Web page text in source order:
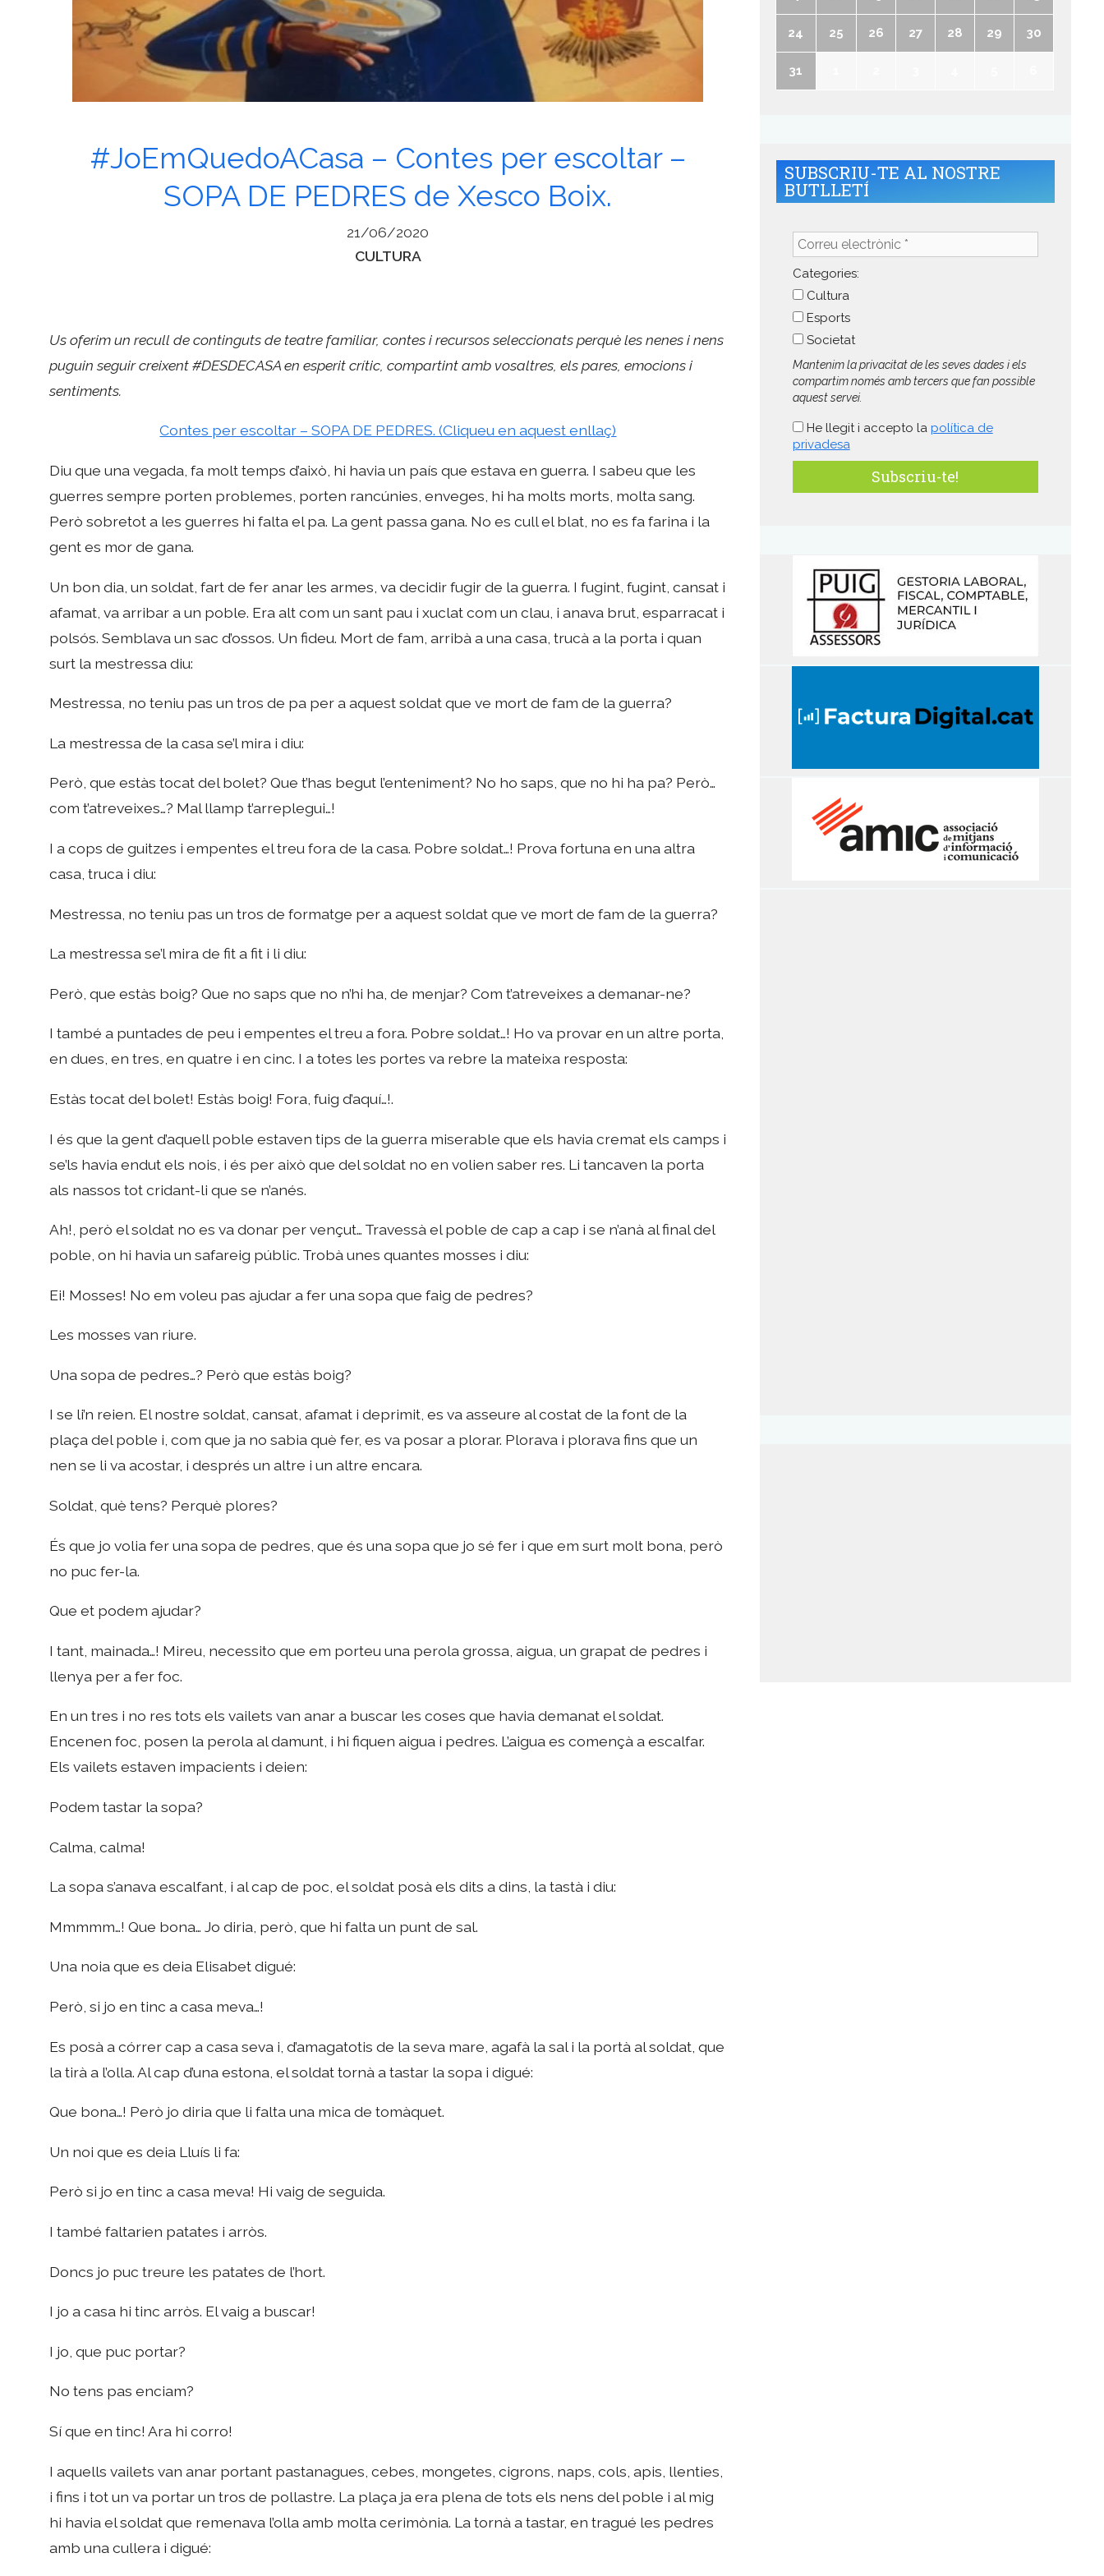
#JoEmQuedoACasa – Contes per escoltar –
SOPA DE PEDRES de Xesco Boix.
21/06/2020
Categories
CULTURA
Us oferim un recull de continguts de teatre familiar, contes i recursos seleccionats perquè les nenes i nens
puguin seguir creixent #DESDECASA en esperit crític, compartint amb vosaltres, els pares, emocions i
sentiments.
Contes per escoltar – SOPA DE PEDRES. (Cliqueu en aquest enllaç)
Diu que una vegada, fa molt temps d’això, hi havia un país que estava en guerra. I sabeu que les
guerres sempre porten problemes, porten rancúnies, enveges, hi ha molts morts, molta sang.
Però sobretot a les guerres hi falta el pa. La gent passa gana. No es cull el blat, no es fa farina i la
gent es mor de gana.
Un bon dia, un soldat, fart de fer anar les armes, va decidir fugir de la guerra. I fugint, fugint, cansat i
afamat, va arribar a un poble. Era alt com un sant pau i xuclat com un clau, i anava brut, esparracat i
polsós. Semblava un sac d’ossos. Un fideu. Mort de fam, arribà a una casa, trucà a la porta i quan
surt la mestressa diu:
Mestressa, no teniu pas un tros de pa per a aquest soldat que ve mort de fam de la guerra?
La mestressa de la casa se’l mira i diu:
Però, que estàs tocat del bolet? Que t’has begut l’enteniment? No ho saps, que no hi ha pa? Però…
com t’atreveixes…? Mal llamp t’arreplegui…!
I a cops de guitzes i empentes el treu fora de la casa. Pobre soldat…! Prova fortuna en una altra
casa, truca i diu:
Mestressa, no teniu pas un tros de formatge per a aquest soldat que ve mort de fam de la guerra?
La mestressa se’l mira de fit a fit i li diu:
Però, que estàs boig? Que no saps que no n’hi ha, de menjar? Com t’atreveixes a demanar-ne?
I també a puntades de peu i empentes el treu a fora. Pobre soldat…! Ho va provar en un altre porta,
en dues, en tres, en quatre i en cinc. I a totes les portes va rebre la mateixa resposta:
Estàs tocat del bolet! Estàs boig! Fora, fuig d’aquí…!.
I és que la gent d’aquell poble estaven tips de la guerra miserable que els havia cremat els camps i
se’ls havia endut els nois, i és per això que del soldat no en volien saber res. Li tancaven la porta
als nassos tot cridant-li que se n’anés.
Ah!, però el soldat no es va donar per vençut… Travessà el poble de cap a cap i se n’anà al final del
poble, on hi havia un safareig públic. Trobà unes quantes mosses i diu:
Ei! Mosses! No em voleu pas ajudar a fer una sopa que faig de pedres?
Les mosses van riure.
Una sopa de pedres…? Però que estàs boig?
I se li’n reien. El nostre soldat, cansat, afamat i deprimit, es va asseure al costat de la font de la
plaça del poble i, com que ja no sabia què fer, es va posar a plorar. Plorava i plorava fins que un
nen se li va acostar, i després un altre i un altre encara.
Soldat, què tens? Perquè plores?
És que jo volia fer una sopa de pedres, que és una sopa que jo sé fer i que em surt molt bona, però
no puc fer-la.
Que et podem ajudar?
I tant, mainada…! Mireu, necessito que em porteu una perola grossa, aigua, un grapat de pedres i
llenya per a fer foc.
En un tres i no res tots els vailets van anar a buscar les coses que havia demanat el soldat.
Encenen foc, posen la perola al damunt, i hi fiquen aigua i pedres. L’aigua es començà a escalfar.
Els vailets estaven impacients i deien:
Podem tastar la sopa?
Calma, calma!
La sopa s’anava escalfant, i al cap de poc, el soldat posà els dits a dins, la tastà i diu:
Mmmmm…! Que bona… Jo diria, però, que hi falta un punt de sal.
Una noia que es deia Elisabet digué:
Però, si jo en tinc a casa meva…!
Es posà a córrer cap a casa seva i, d’amagatotis de la seva mare, agafà la sal i la portà al soldat, que
la tirà a l’olla. Al cap d’una estona, el soldat tornà a tastar la sopa i digué:
Que bona…! Però jo diria que li falta una mica de tomàquet.
Un noi que es deia Lluís li fa:
Però si jo en tinc a casa meva! Hi vaig de seguida.
I també faltarien patates i arròs.
Doncs jo puc treure les patates de l’hort.
I jo a casa hi tinc arròs. El vaig a buscar!
I jo, que puc portar?
No tens pas enciam?
Sí que en tinc! Ara hi corro!
I aquells vailets van anar portant pastanagues, cebes, mongetes, cigrons, naps, cols, apis, llenties,
i fins i tot un va portar un tros de pollastre. La plaça ja era plena de tots els nens del poble i al mig
hi havia el soldat que remenava l’olla amb molta cerimònia. La tornà a tastar, en tragué les pedres
amb una cullera i digué:
24 25 26 27 28 29 30
31
SUBSCRIU-TE AL NOSTRE
BUTLLETÍ
Correu
electrònic
*Categories:
Cultura
Esports
Societat
Mantenim la privacitat de les seves dades i els
compartim només amb tercers que fan possible
aquest servei.
He llegit i accepto la política de
privadesa